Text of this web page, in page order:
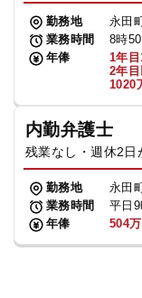
勤務地
永田
業務時間
8時
年俸
1年
2年
1020
内勤弁護士
残業なし・週休2日
勤務地
永田
業務時間
平日
年俸
504